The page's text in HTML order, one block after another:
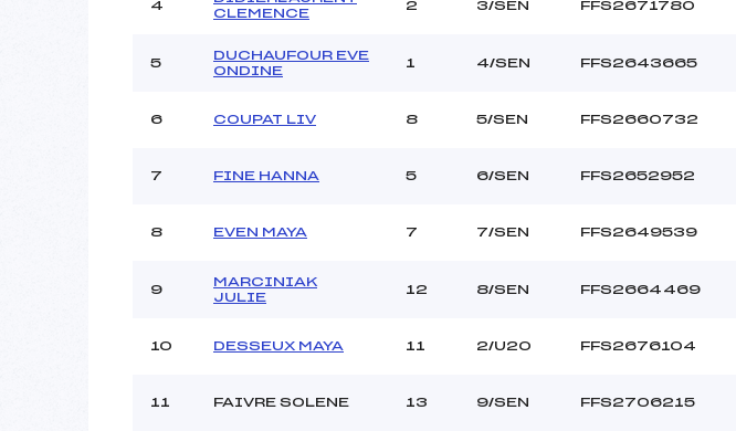
4
CLEMENCE
2 3/SEN FFS2671780
5
DUCHAUFOUR EVE
ONDINE
1 4/SEN FFS2643665
6 COUPAT LIV 8 5/SEN FFS2660732
7 FINE HANNA 5 6/SEN FFS2652952
8 EVEN MAYA 7 7/SEN FFS2649539
9
MARCINIAK
JULIE
12 8/SEN FFS2664469
10 DESSEUX MAYA 11 2/U20 FFS2676104
11 FAIVRE SOLENE 13 9/SEN FFS2706215